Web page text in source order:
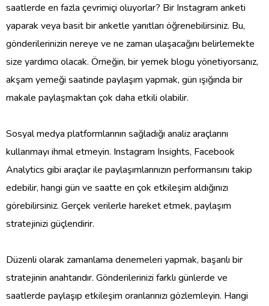
saatlerde en fazla çevrimiçi oluyorlar? Bir Instagram anketi
yaparak veya basit bir anketle yanıtları öğrenebilirsiniz. Bu,
gönderilerinizin nereye ve ne zaman ulaşacağını belirlemekte
size yardımcı olacak. Örneğin, bir yemek blogu yönetiyorsanız,
akşam yemeği saatinde paylaşım yapmak, gün ışığında bir
makale paylaşmaktan çok daha etkili olabilir.
Sosyal medya platformlarının sağladığı analiz araçlarını
kullanmayı ihmal etmeyin. Instagram Insights, Facebook
Analytics gibi araçlar ile paylaşımlarınızın performansını takip
edebilir, hangi gün ve saatte en çok etkileşim aldığınızı
görebilirsiniz. Gerçek verilerle hareket etmek, paylaşım
stratejinizi güçlendirir.
Düzenli olarak zamanlama denemeleri yapmak, başarılı bir
stratejinin anahtarıdır. Gönderilerinizi farklı günlerde ve
saatlerde paylaşıp etkileşim oranlarınızı gözlemleyin. Hangi